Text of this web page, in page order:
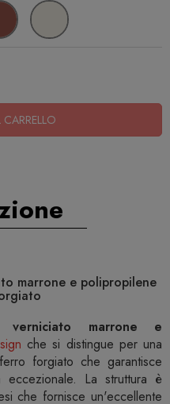
marrone e polipropilene
marrone e
che si distingue per una
forgiato che garantisce
La struttura è
che fornisce un'eccellente